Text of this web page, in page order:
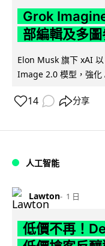
Grok
部編輯及多
Elon Musk 旗下 xAI
Image 2.0 模型，強化
14 分享
人工智能
Lawton 1 日
低價不再！